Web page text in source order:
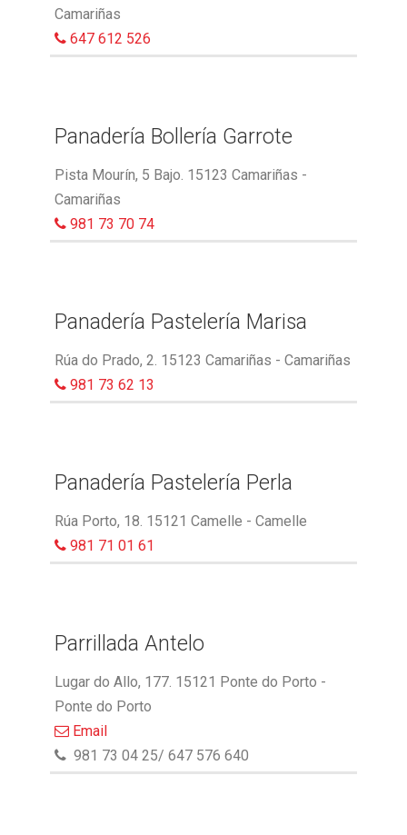
Camariñas
647 612 526
Panadería Bollería Garrote
Pista Mourín, 5 Bajo. 15123 Camariñas -
Camariñas
981 73 70 74
Panadería Pastelería Marisa
Rúa do Prado, 2. 15123 Camariñas - Camariñas
981 73 62 13
Panadería Pastelería Perla
Rúa Porto, 18. 15121 Camelle - Camelle
981 71 01 61
Parrillada Antelo
Lugar do Allo, 177. 15121 Ponte do Porto -
Ponte do Porto
Email
981 73 04 25/ 647 576 640